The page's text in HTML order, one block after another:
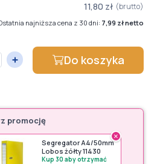
11,80 zł (brutto)
najniższa cena z 30 dni: 7,99 zł netto
Do koszyka
promocję
×
Segregator A4/50mm
Lobos żółty 11430
Kup 30 aby otrzymać